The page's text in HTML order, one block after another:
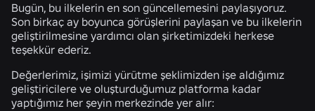
Bugün, bu ilkelerin en son güncellemesini paylaşıyoruz.
Son birkaç ay boyunca görüşlerini paylaşan ve bu ilkelerin
geliştirilmesine yardımcı olan şirketimizdeki herkese
teşekkür ederiz.
Değerlerimiz, işimizi yürütme şeklimizden işe aldığımız
geliştiricilere ve oluşturduğumuz platforma kadar
yaptığımız her şeyin merkezinde yer alır: